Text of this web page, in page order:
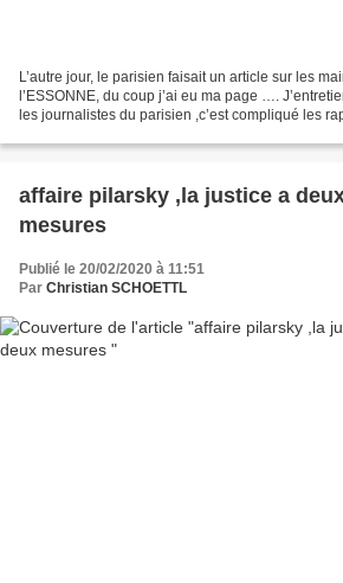
L’autre jour, le parisien faisait un article sur les
l’ESSONNE, du coup j’ai eu ma page ….
les journalistes du parisien ,c’est compliqué les
affaire pilarsky ,la justice a deux poids et deux
mesures
Publié le 20/02/2020 à 11:51
Par Christian SCHOETTL